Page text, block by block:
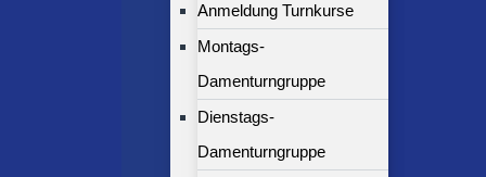
Anmeldung Turnkurse
Montags-
Damenturngruppe
Dienstags-
Damenturngruppe